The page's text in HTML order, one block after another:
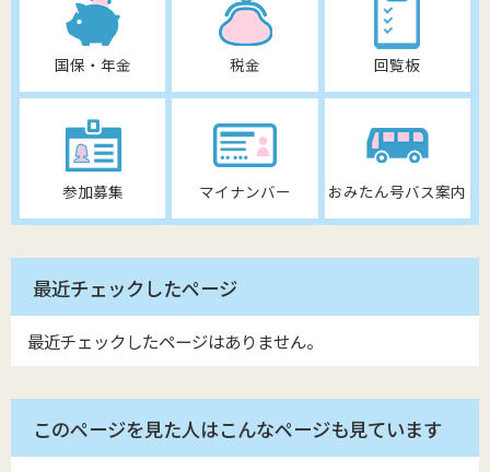
国保・年金 税金 回覧板
参加募集 マイナンバー おみたん号バス案内
最近チェックしたページ
最近チェックしたページはありません。
このページを見た人はこんなページも見ています